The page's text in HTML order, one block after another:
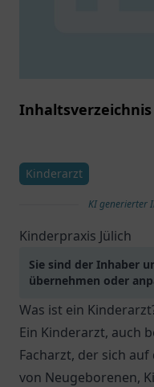
Inhaltsverzeichnis
Kinderarzt
KI generierter
Kinderpraxis Jülich
Sie sind der Inhaber
übernehmen oder
Was ist ein
Ein Kinderarzt, auch
Facharzt, der sich
von Neugeborenen,